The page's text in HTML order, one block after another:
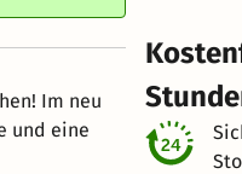
Im neu
und eine